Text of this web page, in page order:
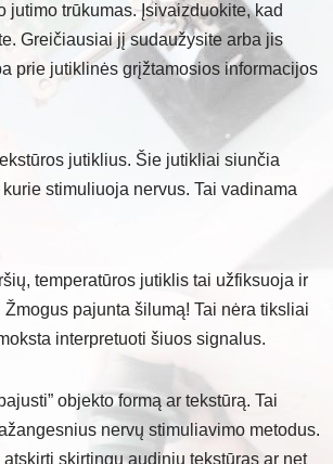
trūkumas. Įsivaizduokite, kad
Greičiausiai jį sudaužysite arba jis
prie jutiklinės grįžtamosios informacijos
jutiklius. Šie jutikliai siunčia
stimuliuoja nervus. Tai vadinama
temperatūros jutiklis tai užfiksuoja ir
pajunta šilumą! Tai nėra tiksliai
interpretuoti šiuos signalus.
objekto formą ar tekstūrą. Tai
nervų stimuliavimo metodus.
skirtingų audinių tekstūras ar net